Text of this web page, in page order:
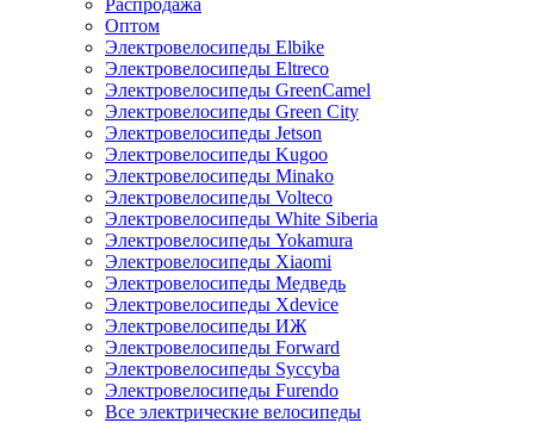
Распродажа
Оптом
Электровелосипеды Elbike
Электровелосипеды Eltreco
Электровелосипеды GreenCamel
Электровелосипеды Green City
Электровелосипеды Jetson
Электровелосипеды Kugoo
Электровелосипеды Minako
Электровелосипеды Volteco
Электровелосипеды White Siberia
Электровелосипеды Yokamura
Электровелосипеды Xiaomi
Электровелосипеды Медведь
Электровелосипеды Xdevice
Электровелосипеды ИЖ
Электровелосипеды Forward
Электровелосипеды Syccyba
Электровелосипеды Furendo
Все электрические велосипеды